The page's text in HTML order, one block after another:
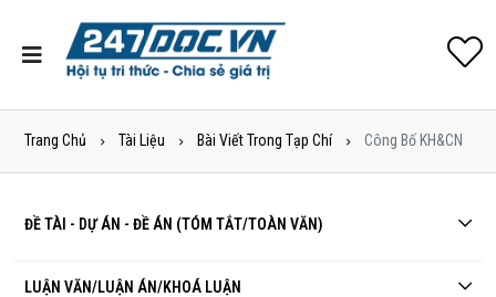
Trang Chủ Tài Liệu Bài Viết Trong Tạp Chí Công Bố KH&CN
ĐỀ TÀI - DỰ ÁN - ĐỀ ÁN (TÓM TẮT/TOÀN VĂN)
LUẬN VĂN/LUẬN ÁN/KHOÁ LUẬN